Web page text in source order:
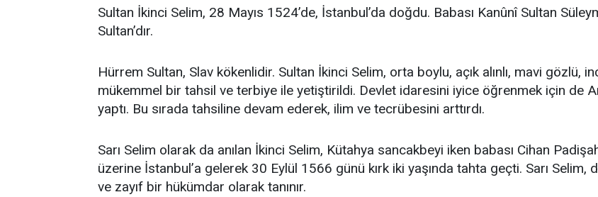
Sultan İkinci Selim, 28 Mayıs 1524’de, İstanbul’da doğdu. Babası Kanûnî Sultan
Sultan’dır.
Hürrem Sultan, Slav kökenlidir. Sultan İkinci Selim, orta boylu, açık alınlı, mavi gözlü,
mükemmel bir tahsil ve terbiye ile yetiştirildi. Devlet idaresini iyice öğrenmek için de
yaptı. Bu sırada tahsiline devam ederek, ilim ve tecrübesini arttırdı.
Sarı Selim olarak da anılan İkinci Selim, Kütahya sancakbeyi iken babası Cihan
üzerine İstanbul’a gelerek 30 Eylül 1566 günü kırk iki yaşında tahta geçti. Sarı Selim,
ve zayıf bir hükümdar olarak tanınır.